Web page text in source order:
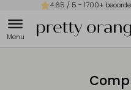
4.65 / 5 - 1700+